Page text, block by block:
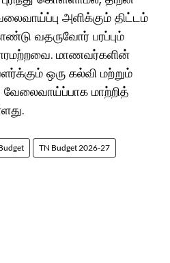
அளிக்கும் திட்டம்
வதருவோர் பரப்பும்
மாணவர்களின்
ஒரு கல்வி மற்றும்
வேலைவாய்ப்பாக மாற்றித்
TN Budget 2026-27